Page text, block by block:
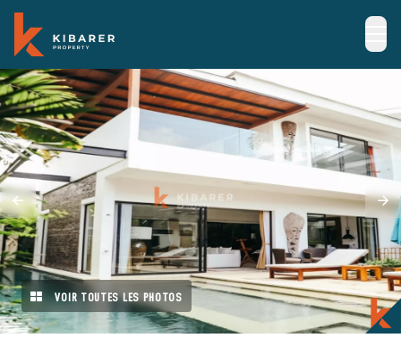
VOIR TOUTES LES PHOTOS